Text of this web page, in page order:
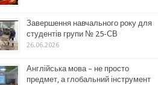
Завершення навчального року для
студентів групи № 25-СВ
26.06.2026
Англійська мова – не просто
предмет, а глобальний інструмент